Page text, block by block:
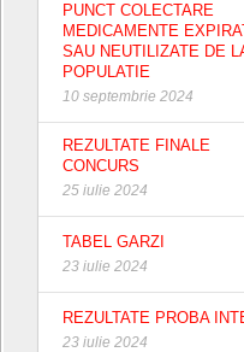
PUNCT COLECTARE
MEDICAMENTE
SAU NEUTILIZATE DE
POPULATIE
10 septembrie 2024
REZULTATE FINALE
CONCURS
25 iulie 2024
TABEL GARZI
23 iulie 2024
REZULTATE PROBA
23 iulie 2024